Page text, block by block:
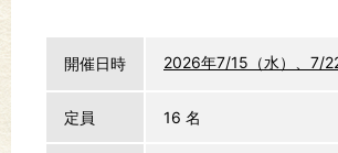
開催日時 2026年7/15（水）、7/
定員 16 名